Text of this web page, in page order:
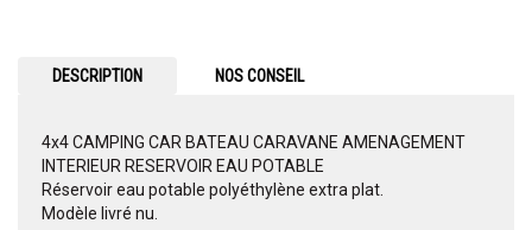
DESCRIPTION NOS CONSEIL
4x4 CAMPING CAR BATEAU CARAVANE AMENAGEMENT
INTERIEUR RESERVOIR EAU POTABLE
Réservoir eau potable polyéthylène extra plat.
Modèle livré nu.